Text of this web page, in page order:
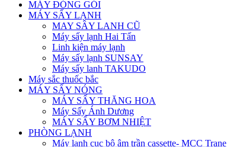
MÁY ĐÓNG GÓI
MÁY SẤY LẠNH
MAY SÂY LANH CŨ
Máy sấy lạnh Hai Tấn
Linh kiện máy lạnh
Máy sấy lạnh SUNSAY
Máy sấy lanh TAKUDO
Máy sắc thuốc bắc
MÁY SẤY NÓNG
MÁY SẤY THĂNG HOA
Máy Sấy Ánh Dương
MÁY SẤY BƠM NHIỆT
PHÒNG LẠNH
Máy lạnh cục bộ âm trần cassette- MCC Trane